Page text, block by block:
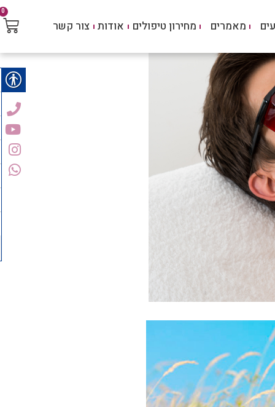
מאמרים מחירון טיפולים אודות צור קשר
0